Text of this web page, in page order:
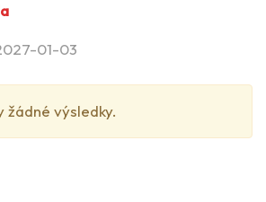
01-03
žádné výsledky.